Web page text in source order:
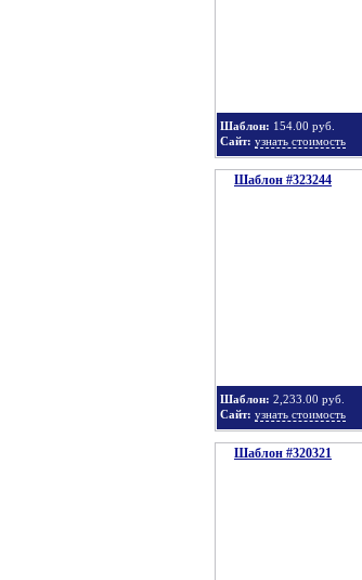
Шаблон: 154.00 руб.
Сайт: узнать стоимость
Шаблон #323244
Шаблон: 2,233.00 руб.
Сайт: узнать стоимость
Шаблон #320321